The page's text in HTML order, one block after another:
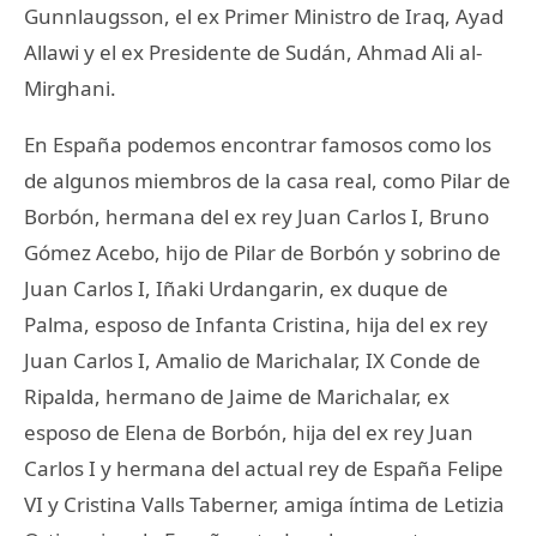
Gunnlaugsson, el ex Primer Ministro de Iraq, Ayad
Allawi y el ex Presidente de Sudán, Ahmad Ali al-
Mirghani.
En España podemos encontrar famosos como los
de algunos miembros de la casa real, como Pilar de
Borbón, hermana del ex rey Juan Carlos I, Bruno
Gómez Acebo, hijo de Pilar de Borbón y sobrino de
Juan Carlos I, Iñaki Urdangarin, ex duque de
Palma, esposo de Infanta Cristina, hija del ex rey
Juan Carlos I, Amalio de Marichalar, IX Conde de
Ripalda, hermano de Jaime de Marichalar, ex
esposo de Elena de Borbón, hija del ex rey Juan
Carlos I y hermana del actual rey de España Felipe
VI y Cristina Valls Taberner, amiga íntima de Letizia